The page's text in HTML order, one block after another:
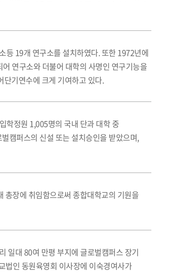
등 19개 연구소를 설치하였다. 또한 1972년에
연구소와 더불어 대학의 사명인 연구기능을
기연수에 크게 기여하고 있다.
학정원 1,005명의 국내 단과 대학 중
캠퍼스의 신설 또는 설치승인을 받았으며,
총장에 취임함으로써 종합대학교의 기원을
일대 80여 만평 부지에 글로벌캠퍼스 장기
인 동원육영회 이사장에 이숙경여사가